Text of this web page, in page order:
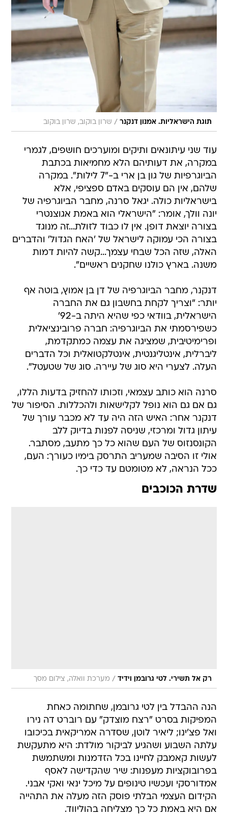
תוגת הישראליות. אמנון דנקנר / שרון בוקוב, שרון בוקוב
עוד שני עיתונאים ותיקים ומוערכים חושפים, לגמרי
במקרה, את דעותיהם הלא מחמיאות בכתבת
הביוגרפיות של גון בן ארי ב-"7 לילות". במקרה
שלהם, אין הם עוסקים באדם ספציפי, אלא
בישראליות כולה. יגאל סרנה, מחבר הביוגרפיה של
יונה וולך, אומר: "הישראלי הוא באמת אגוצנטרי
בצורה יוצאת דופן. אין לו כבוד לזולת...זה מנוגד
בצורה הכי עמוקה לישראל של 'האח הגדול' והדברים
האלה, שזה הכל שבחי עצמך...קשה להיות דמות
משנה. בארץ כולנו שחקנים ראשיים".
דנקנר, מחבר הביוגרפיה של דן בן אמוץ, בוטה אף
יותר: "וצריך לקחת בחשבון גם את החברה
הישראלית, בוודאי כפי שהיא היתה ב-92'
כשפירסמתי את הביוגרפיה: חברה פרובינציאלית
ופרימיטיבית, שמציגה את עצמה כמתקדמת,
ליברלית, אינטליגנטית, אינטלקטואלית וכל הדברים
העלה. לצערי היא סוג של עיירה. סוג של שטעטל".
סרנה הוא כותב עצמאי, וזכותו להחזיק בדעות הללו,
גם אם גם הוא נופל לקלישאות ולהכללות. הסיפור של
דנקנר אחר: האיש הזה היה עד לא מכבר עורך של
עיתון גדול ומרכזי, שניסה לפנות בדיוק ללב
הקונסנזוס של העם שהוא כל כך מתעב, מסתבר.
אולי זו הסיבה שמעריב התרסק בימיו כעורך: העם,
ככל הנראה, לא מטומטם עד כדי כך.
שדרת הכוכבים
רק אל תשירי. לטי גרובמן וידיד / מערכת וואלה, צילום מסך
הנה ההבדל בין לטי גרובמן, שחתומה כאחת
המפיקות בסרט "רצח מוצדק" עם רוברט דה נירו
ואל פצ'ינו; ליאיר לוטן, שסדרה אמריקאית בכיכובו
עלתה השבוע ושהגיע לביקור מולדת: היא מתעקשת
לעשות קאמבק לחיינו בכל הזדמנות ומשתמשת
בפרובוקציות מעפנות: שיר שהקדישה לאסף
אמדורסקי ועכשיו טינופים על מיכל ינאי ואקי אבני.
הקידום העצמי הבלתי פוסק הזה מעלה את התהייה
אם היא באמת כל כך מצליחה בהוליווד.